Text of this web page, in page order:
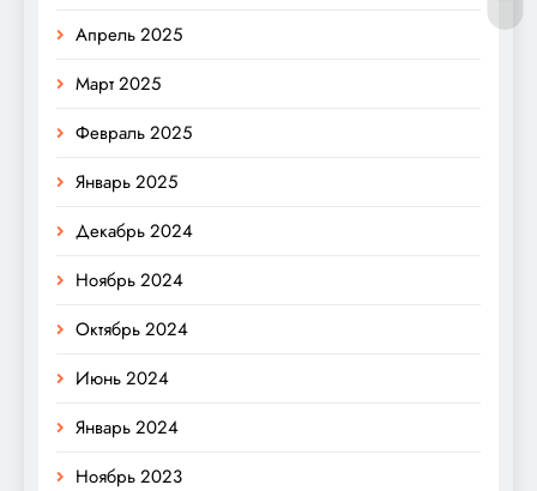
Апрель 2025
Март 2025
Февраль 2025
Январь 2025
Декабрь 2024
Ноябрь 2024
Октябрь 2024
Июнь 2024
Январь 2024
Ноябрь 2023